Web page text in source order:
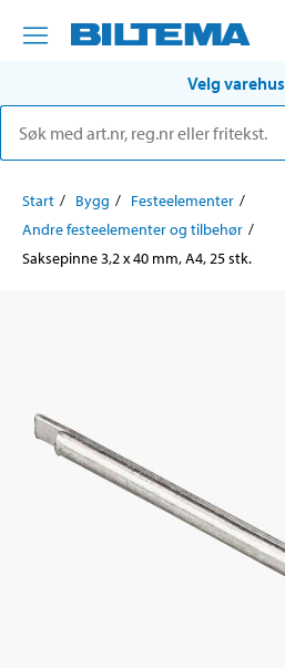
Velg varehus
Start Bygg
Festeelementer
Andre festeelementer og tilbehør
Saksepinne 3,2 x 40 mm, A4, 25 stk.